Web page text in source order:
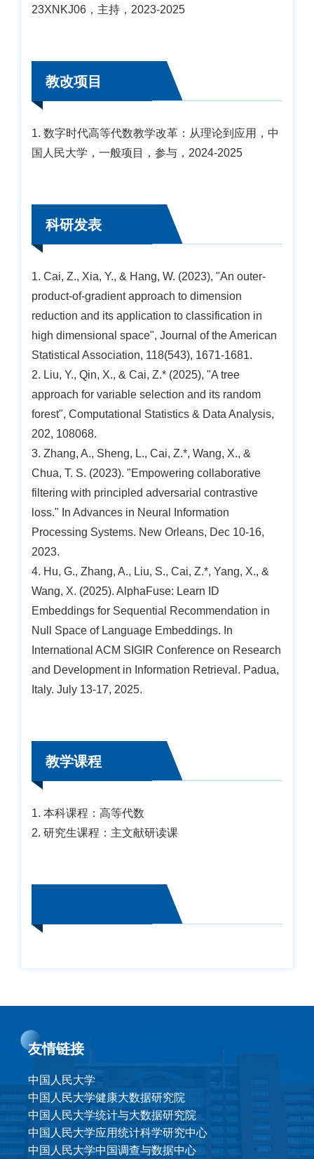
23XNKJ06，主持，2023-2025
教改项目
1. 数字时代高等代数教学改革：从理论到应用，中
国人民大学，一般项目，参与，2024-2025
科研发表
1. Cai, Z., Xia, Y., & Hang, W. (2023), "An outer-
product-of-gradient approach to dimension
reduction and its application to classification in
high dimensional space", Journal of the American
Statistical Association, 118(543), 1671-1681.
2. Liu, Y., Qin, X., & Cai, Z.* (2025), "A tree
approach for variable selection and its random
forest", Computational Statistics & Data Analysis,
202, 108068.
3. Zhang, A., Sheng, L., Cai, Z.*, Wang, X., &
Chua, T. S. (2023). "Empowering collaborative
filtering with principled adversarial contrastive
loss." In Advances in Neural Information
Processing Systems. New Orleans, Dec 10-16,
2023.
4. Hu, G., Zhang, A., Liu, S., Cai, Z.*, Yang, X., &
Wang, X. (2025). AlphaFuse: Learn ID
Embeddings for Sequential Recommendation in
Null Space of Language Embeddings. In
International ACM SIGIR Conference on Research
and Development in Information Retrieval. Padua,
Italy. July 13-17, 2025.
教学课程
1. 本科课程：高等代数
2. 研究生课程：主文献研读课
友情链接
中国人民大学
中国人民大学健康大数据研究院
中国人民大学统计与大数据研究院
中国人民大学应用统计科学研究中心
中国人民大学中国调查与数据中心